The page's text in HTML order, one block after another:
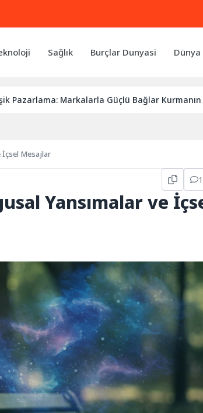
Sağlık Burçlar Dunyasi
Markalarla Güçlü Bağlar Kurmanın Anahtarı
İçsel Mesajlar
Yansımalar ve